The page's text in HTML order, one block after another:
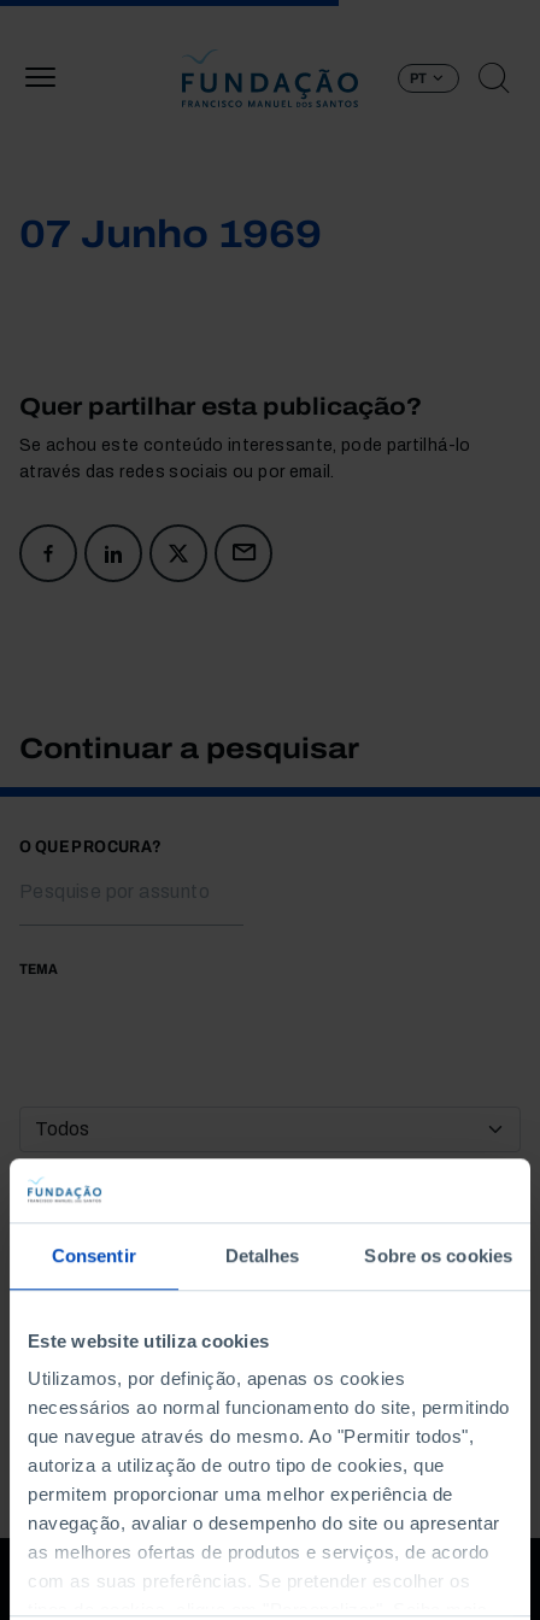
Consentir Detalhes Sobre os cookies
Este website utiliza cookies
Utilizamos, por definição, apenas os cookies
necessários ao normal funcionamento do site, permitindo
que navegue através do mesmo. Ao "Permitir todos",
autoriza a utilização de outro tipo de cookies, que
permitem proporcionar uma melhor experiência de
navegação, avaliar o desempenho do site ou apresentar
as melhores ofertas de produtos e serviços, de acordo
com as suas preferências. Se pretender escolher os
PT
07 Junho 1969
Quer partilhar esta publicação?
Se achou este conteúdo interessante, pode partilhá-lo
através das redes sociais ou por email.
Continuar a pesquisar
O QUE PROCURA?
TEMA
DATA DE INÍCIO
DATA DE FIM